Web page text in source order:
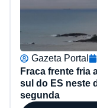
Gazeta Portal
Fraca frente fria
sul do ES neste
segunda